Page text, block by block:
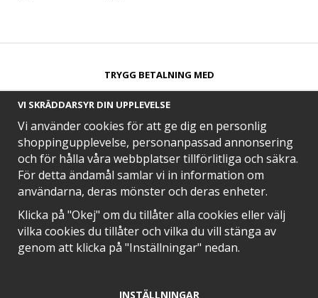
TRYGG BETALNING MED​
SNABB LEVERANS MED
EN DEL AV
VI SKRÄDDARSYR DIN UPPLEVELSE
Vi använder cookies för att ge dig en personlig
shoppingupplevelse, personanpassad annonsering
och för hålla våra webbplatser tillförlitliga och säkra.
För detta ändamål samlar vi in information om
användarna, deras mönster och deras enheter.
Klicka på "Okej" om du tillåter alla cookies eller välj
vilka cookies du tillåter och vilka du vill stänga av
genom att klicka på "Inställningar" nedan.
INSTÄLLNINGAR